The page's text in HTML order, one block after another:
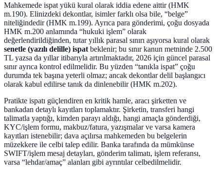
Mahkemede ispat yükü kural olarak iddia edene aittir (HMK
m.190). Elinizdeki dekontlar, isimler farklı olsa bile, “belge”
niteliğindedir (HMK m.199). Ayrıca para gönderimi, çoğu dosyada
HMK m.200 anlamında “hukuki işlem” olarak
değerlendirildiğinden, tutar yıllık parasal sınırı aşıyorsa kural olarak
senetle (yazılı delille) ispat beklenir; bu sınır kanun metninde 2.500
TL yazsa da yıllar itibarıyla artırılmaktadır, 2026 için güncel parasal
sınır ayrıca kontrol edilmelidir. Bu yüzden “tanıkla ispat” çoğu
durumda tek başına yeterli olmaz; ancak dekontlar delil başlangıcı
olarak kabul edilirse tanık da dinlenebilir (HMK m.202).
Pratikte ispatı güçlendiren en kritik hamle, aracı şirketten ve
bankadan detaylı kayıtları toplamaktır. Şirketin, transferi hangi
talimatla yaptığı, kimden parayı aldığı, hangi amaçla gönderdiği,
KYC/işlem formu, makbuz/fatura, yazışmalar ve varsa kamera
kayıtları istenebilir; dava açılırsa mahkemeden bu belgelerin
müzekkere ile celbi talep edilir. Banka tarafında da mümkünse
SWIFT/işlem mesaj detayları, gönderim talimatı, işlem referansı,
varsa “lehdar/amaç” alanları gibi ayrıntılar celbedilmelidir.